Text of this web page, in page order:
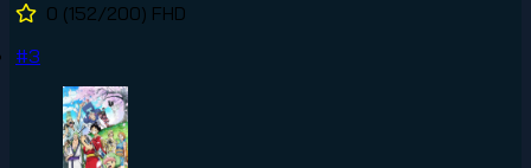
0 (152/200) FHD
#3